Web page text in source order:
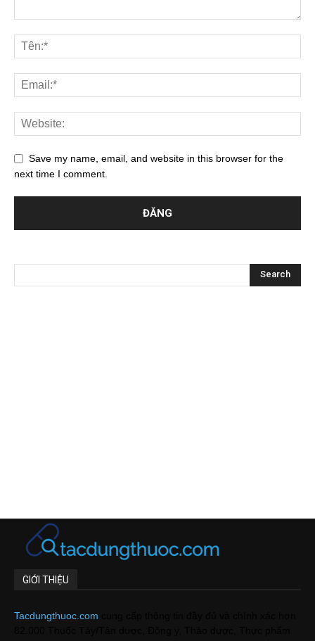
Save my name, email, and website in this browser for the
next time I comment.
GIỚI THIỆU
Tacdungthuoc.com